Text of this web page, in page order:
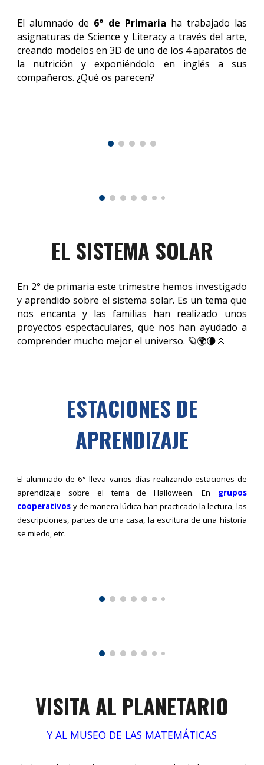
El alumnado de 6° de Primaria ha trabajado las
asignaturas de Science y Literacy a través del arte,
creando modelos en 3D de uno de los 4 aparatos de
la nutrición y exponiéndolo en inglés a sus
compañeros. ¿Qué os parecen?
EL SISTEMA SOLAR
En 2° de primaria este trimestre hemos investigado
y aprendido sobre el sistema solar. Es un tema que
nos encanta y las familias han realizado unos
proyectos espectaculares, que nos han ayudado a
comprender mucho mejor el universo. 🪐🌍🌘🌞
ESTACIONES DE
APRENDIZAJE
El alumnado de 6° lleva varios días realizando estaciones de
aprendizaje sobre el tema de Halloween. En grupos
cooperativos y de manera lúdica han practicado la lectura, las
descripciones, partes de una casa, la escritura de una historia
se miedo, etc.
VISITA AL PLANETARIO
Y AL MUSEO DE LAS MATEMÁTICAS